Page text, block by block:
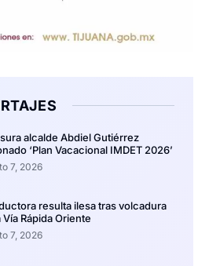
alcalde Abdiel Gutiérrez
‘Plan Vacacional IMDET 2026’
7, 2026
resulta ilesa tras volcadura
Vía Rápida Oriente
7, 2026